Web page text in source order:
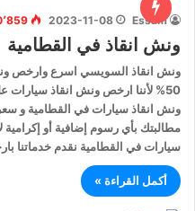
Essam
2023-11-08
ونش انقاذ في القطامية
ونش انقاذ السويسي اسرع وارخص
50% لأننا ارخص ونش انقاذ سيارات
ونش انقاذ سيارات في القطامية و سعر
سيارات في القطامية نقدم خدماتنا
أكمل القراءة »